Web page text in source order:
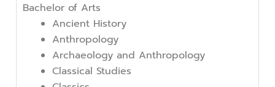
Bachelor of Arts
Ancient History
Anthropology
Archaeology and Anthropology
Classical Studies